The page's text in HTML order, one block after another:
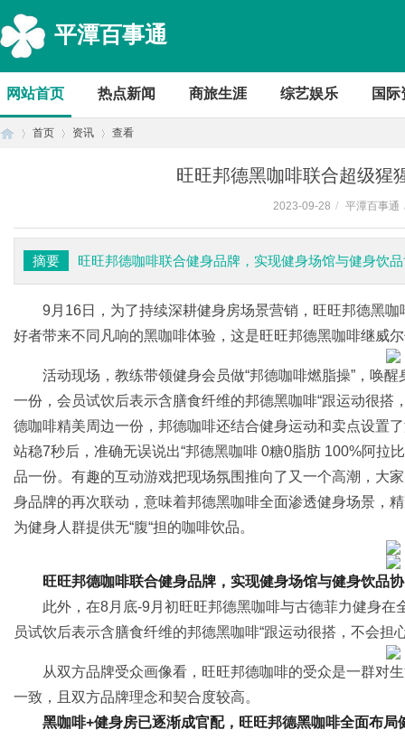
平潭百事通
网站首页 热点新闻 商旅生涯 综艺娱乐 国际
首页 资讯 查看
旺旺邦德黑咖啡联合超级猩
2023-09-28 / 平潭百事通
摘要 旺旺邦德咖啡联合健身品牌，实现健身场馆与健身饮
9月16日，为了持续深耕健身房场景营销，旺旺邦德黑
好者带来不同凡响的黑咖啡体验，这是旺旺邦德黑咖啡继威
活动现场，教练带领健身会员做“邦德咖啡燃脂操”，唤
一份，会员试饮后表示含膳食纤维的邦德黑咖啡“跟运动很
德咖啡精美周边一份，邦德咖啡还结合健身运动和卖点设置
站稳7秒后，准确无误说出“邦德黑咖啡 0糖0脂肪 100%阿拉
品一份。有趣的互动游戏把现场氛围推向了又一个高潮，大
身品牌的再次联动，意味着邦德黑咖啡全面渗透健身场景，
为健身人群提供无“腹“担的咖啡饮品。
旺旺邦德咖啡联合健身品牌，实现健身场馆与健身饮品
此外，在8月底-9月初旺旺邦德黑咖啡与古德菲力健身
员试饮后表示含膳食纤维的邦德黑咖啡“跟运动很搭，不会担
从双方品牌受众画像看，旺旺邦德咖啡的受众是一群对
一致，且双方品牌理念和契合度较高。
黑咖啡+健身房已逐渐成官配，旺旺邦德黑咖啡全面布局